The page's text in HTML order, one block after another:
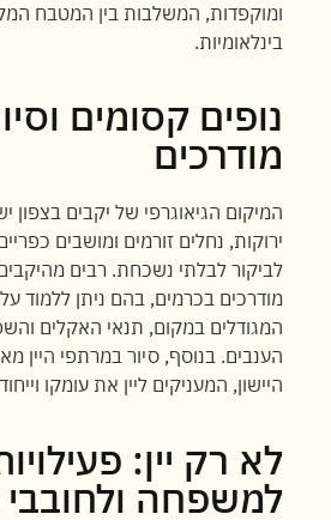
ומוקפדות, המשלבות בין המטבח
בינלאומיות.
נופים קסומים
מודרכים
המיקום הגיאוגרפי של יקבים בצפון
ירוקות, נחלים זורמים ומושבים
לביקור לבלתי נשכחת. רבים
מודרכים בכרמים, בהם ניתן ללמוד על
המגודלים במקום, תנאי האקלים
הענבים. בנוסף, סיור במרתפי היין
היישון, המעניקים ליין את עומקו
לא רק יין:
למשפחה